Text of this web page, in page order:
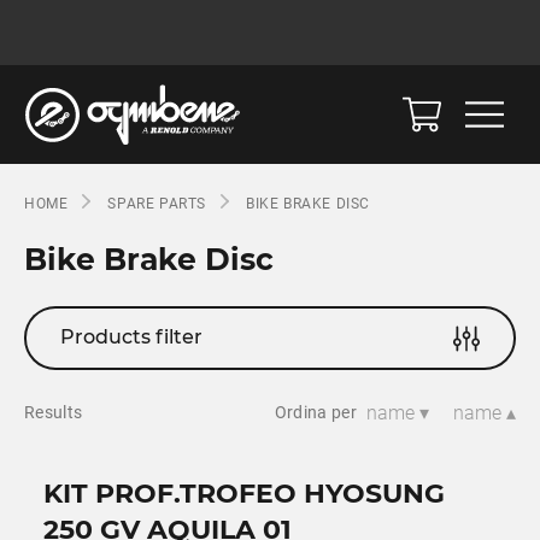
HOME SPARE PARTS BIKE BRAKE DISC
Bike Brake Disc
Products filter
Results Ordina per name ▾ name ▴
KIT PROF.TROFEO HYOSUNG
250 GV AQUILA 01